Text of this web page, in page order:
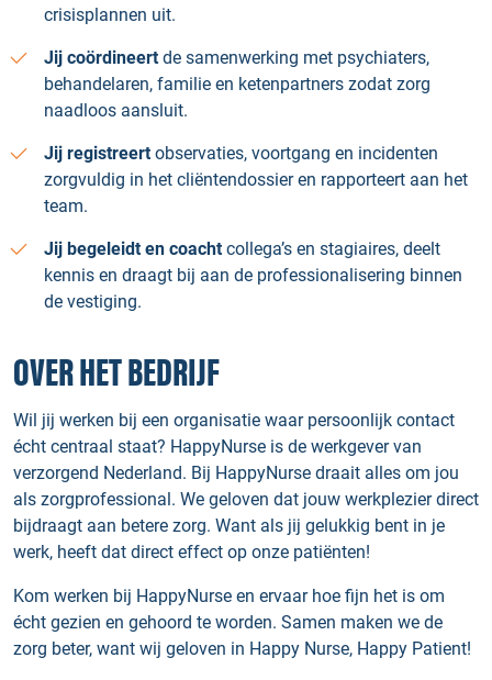
crisisplannen uit.
Jij coördineert de samenwerking met psychiaters,
behandelaren, familie en ketenpartners zodat zorg
naadloos aansluit.
Jij registreert observaties, voortgang en incidenten
zorgvuldig in het cliëntendossier en rapporteert aan het
team.
Jij begeleidt en coacht collega’s en stagiaires, deelt
kennis en draagt bij aan de professionalisering binnen
de vestiging.
OVER HET BEDRIJF
Wil jij werken bij een organisatie waar persoonlijk contact
écht centraal staat? HappyNurse is de werkgever van
verzorgend Nederland. Bij HappyNurse draait alles om jou
als zorgprofessional. We geloven dat jouw werkplezier direct
bijdraagt aan betere zorg. Want als jij gelukkig bent in je
werk, heeft dat direct effect op onze patiënten!
Kom werken bij HappyNurse en ervaar hoe fijn het is om
écht gezien en gehoord te worden. Samen maken we de
zorg beter, want wij geloven in Happy Nurse, Happy Patient!